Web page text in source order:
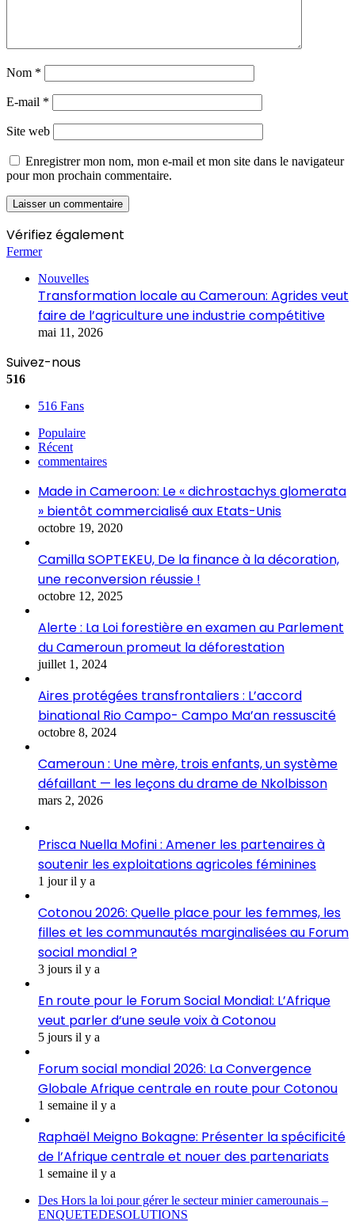
Nom *
E-mail *
Site web
Enregistrer mon nom, mon e-mail et mon site dans le navigateur
pour mon prochain commentaire.
Vérifiez également
Fermer
Nouvelles
Transformation locale au Cameroun: Agrides veut
faire de l’agriculture une industrie compétitive
mai 11, 2026
Suivez-nous
516
516 Fans
Populaire
Récent
commentaires
Made in Cameroon: Le « dichrostachys glomerata
» bientôt commercialisé aux Etats-Unis
octobre 19, 2020
Camilla SOPTEKEU, De la finance à la décoration,
une reconversion réussie !
octobre 12, 2025
Alerte : La Loi forestière en examen au Parlement
du Cameroun promeut la déforestation
juillet 1, 2024
Aires protégées transfrontaliers : L’accord
binational Rio Campo- Campo Ma’an ressuscité
octobre 8, 2024
Cameroun : Une mère, trois enfants, un système
défaillant — les leçons du drame de Nkolbisson
mars 2, 2026
Prisca Nuella Mofini : Amener les partenaires à
soutenir les exploitations agricoles féminines
1 jour il y a
Cotonou 2026: Quelle place pour les femmes, les
filles et les communautés marginalisées au Forum
social mondial ?
3 jours il y a
En route pour le Forum Social Mondial: L’Afrique
veut parler d’une seule voix à Cotonou
5 jours il y a
Forum social mondial 2026: La Convergence
Globale Afrique centrale en route pour Cotonou
1 semaine il y a
Raphaël Meigno Bokagne: Présenter la spécificité
de l’Afrique centrale et nouer des partenariats
1 semaine il y a
Des Hors la loi pour gérer le secteur minier camerounais –
ENQUETEDESOLUTIONS